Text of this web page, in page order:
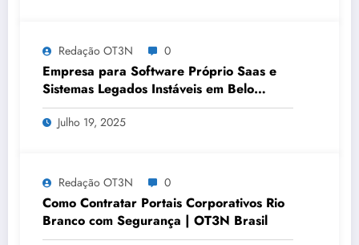
Redação OT3N 0
Empresa para Software Próprio Saas e
Sistemas Legados Instáveis em Belo
Horizonte | OT3N Brasil – Guia 3449
Julho 19, 2025
Redação OT3N 0
Como Contratar Portais Corporativos Rio
Branco com Segurança | OT3N Brasil